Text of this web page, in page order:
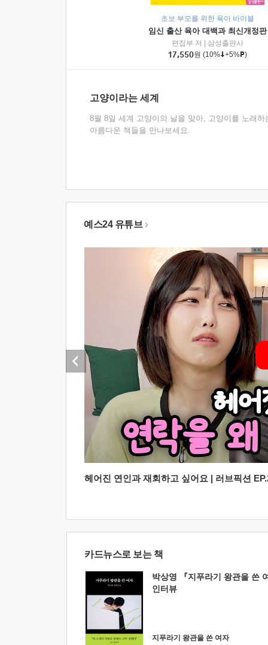
초보 부모를 위한 육아 바이블
임신 출산 육아 대백과 최신개정판
편집부 저
삼성출판사
17,550원 (10% +5% )
고양이라는 세계
8월 8일 세계 고양이의 날을 맞아, 고양이를 노래하
아름다운 책들을 만나보세요.
예스24 유튜브
헤어진 연인과 재회하고 싶어요 | 러브픽션
카드뉴스로 보는 책
박상영 『지푸라기 왕관을 쓴
인터뷰
지푸라기 왕관을 쓴 여자